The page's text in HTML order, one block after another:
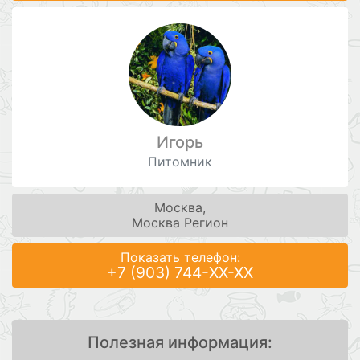
Игорь
Питомник
Москва,
Москва Регион
Показать телефон:
+7 (903) 744-XX-XX
Полезная информация: